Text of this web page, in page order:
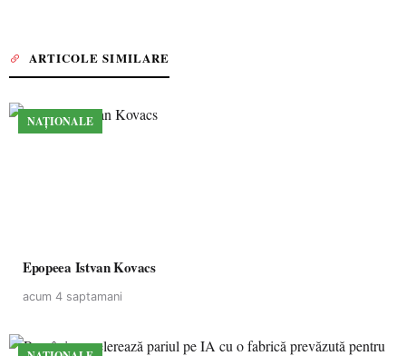
ARTICOLE SIMILARE
NAȚIONALE
Epopeea Istvan Kovacs
acum 4 saptamani